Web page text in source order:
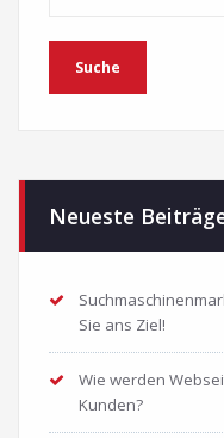
Neueste
Sie ans Ziel!
Wie werden
Kunden?